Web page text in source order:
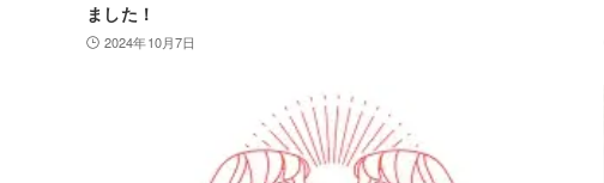
ました！
2024年10月7日